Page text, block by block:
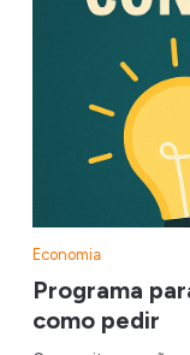
Economia
Programa
como pedir